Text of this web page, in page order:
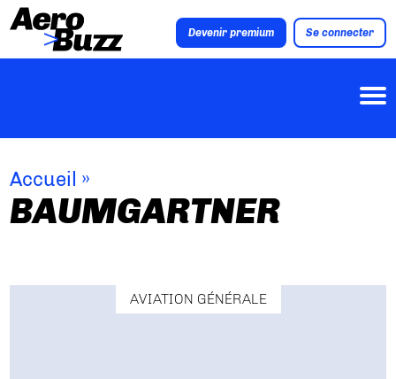
Devenir premium Se connecter
Accueil »
BAUMGARTNER
AVIATION GÉNÉRALE